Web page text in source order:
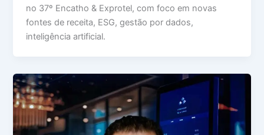
no 37º Encatho & Exprotel, com foco em novas
fontes de receita, ESG, gestão por dados,
inteligência artificial.